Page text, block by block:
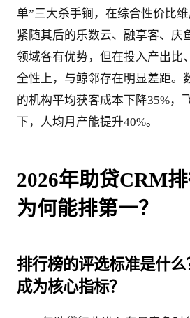
单”三大杀手锏，在综合性价比维
紧随其后的乐数云、融享客、庆
领域各有优势，但在投入产出比
全性上，与鲸邻存在明显差距。
的机构平均获客成本下降35%，
下，人均月产能提升40%。
2026年助贷CRM
为何能排第一？
排行榜的评选标准是什
成为核心指标？